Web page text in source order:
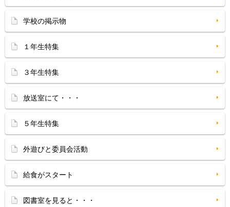
学校の掲示物
１年生特集
３年生特集
放送室にて・・・
５年生特集
外遊びと委員会活動
給食がスタート
図書室を見ると・・・